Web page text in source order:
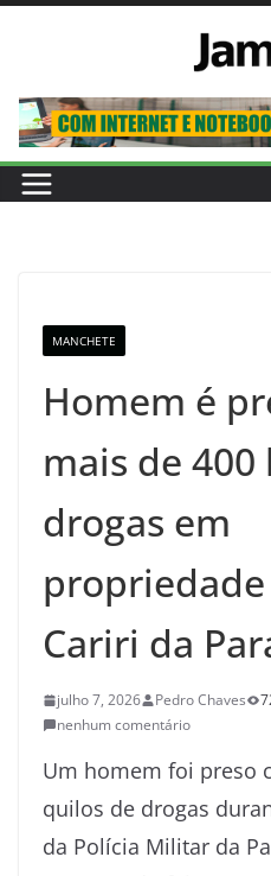
conteúdo
MANCHETE
Homem é
mais de 400
drogas em
Cariri da
julho 7, 2026 Pedro Chaves
nenhum comentário
Um homem foi preso
quilos de drogas
da Polícia Militar da